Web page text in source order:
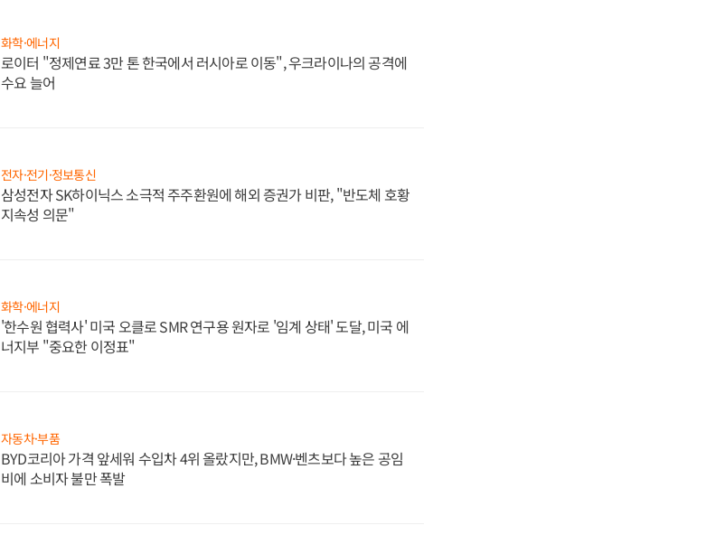
화학·에너지
로이터 "정제연료 3만 톤 한국에서 러시아로 이동", 우크라이나의 공격에
수요 늘어
전자·전기·정보통신
삼성전자 SK하이닉스 소극적 주주환원에 해외 증권가 비판, "반도체 호황
지속성 의문"
화학·에너지
'한수원 협력사' 미국 오클로 SMR 연구용 원자로 '임계 상태' 도달, 미국 에
너지부 "중요한 이정표"
자동차·부품
BYD코리아 가격 앞세워 수입차 4위 올랐지만, BMW·벤츠보다 높은 공임
비에 소비자 불만 폭발